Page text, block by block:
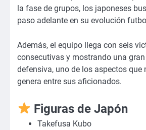
la fase de grupos, los japoneses
paso adelante en su evolución
Además, el equipo llega con seis
consecutivas y mostrando una
defensiva, uno de los aspectos que
genera entre sus aficionados.
Figuras de Japón
Takefusa Kubo